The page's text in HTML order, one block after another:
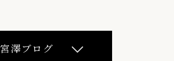
宮澤ブログ